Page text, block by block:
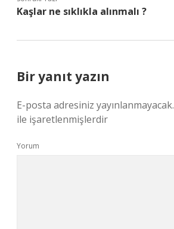
Kaşlar ne sıklıkla alınmalı ?
Bir yanıt yazın
E-posta adresiniz yayınlanmayacak.
ile işaretlenmişlerdir
Yorum